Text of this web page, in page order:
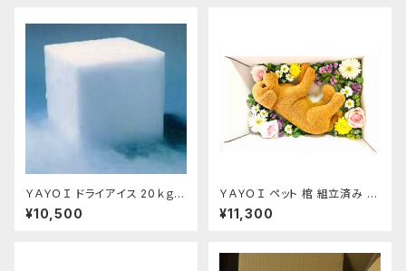
ＹＡＹＯＩ ドライアイス 20ｋｇ
おすすめ
¥10,500
ＹＡＹＯＩ ペット 棺 組立済み 防
水シート ドライアイス 10kg付
セット 冷凍便 S～M 小型犬 猫
¥11,300